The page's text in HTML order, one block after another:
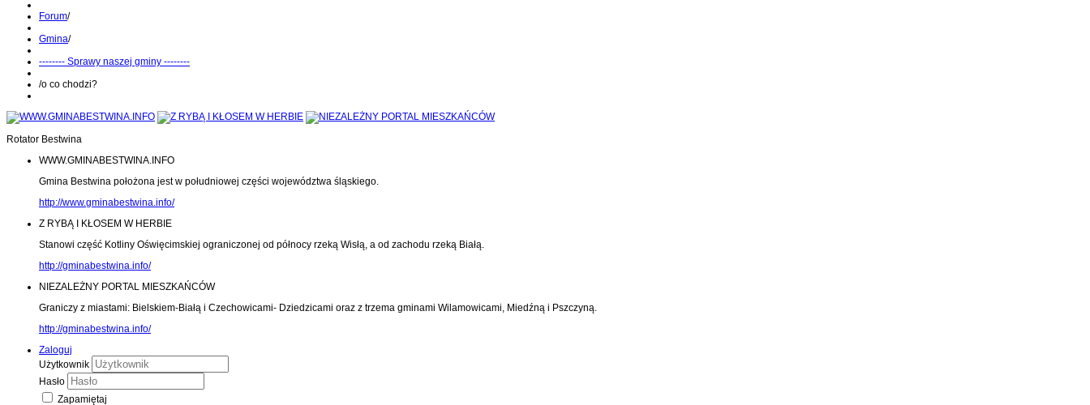
Forum/
Gmina/
-------- Sprawy naszej gminy --------
/o co chodzi?
Rotator Bestwina
WWW.GMINABESTWINA.INFO
Gmina Bestwina położona jest w południowej części województwa śląskiego.
http://www.gminabestwina.info/
Z RYBĄ I KŁOSEM W HERBIE
Stanowi część Kotliny Oświęcimskiej ograniczonej od północy rzeką Wisłą, a od zachodu rzeką Białą.
http://gminabestwina.info/
NIEZALEŻNY PORTAL MIESZKAŃCÓW
Graniczy z miastami: Bielskiem-Białą i Czechowicami- Dziedzicami oraz z trzema gminami Wilamowicami, Miedźną i Pszczyną.
http://gminabestwina.info/
Zaloguj
Użytkownik
Hasło
Zapamiętaj